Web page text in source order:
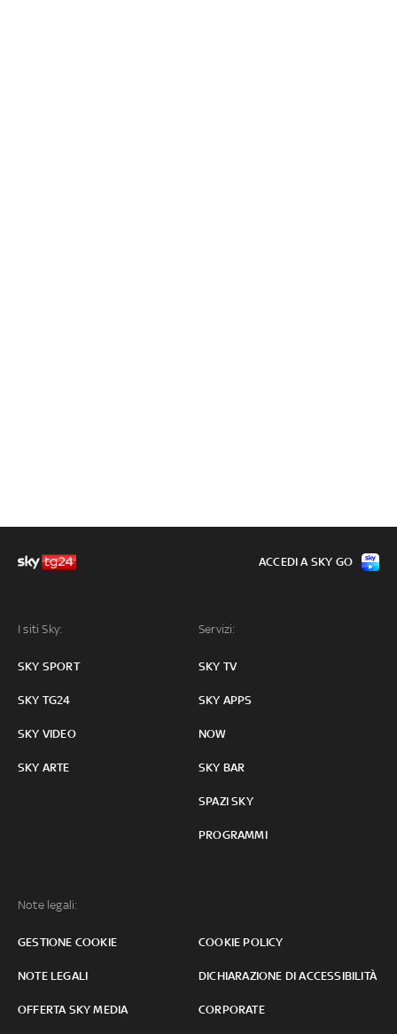
I siti Sky:
SKY SPORT
SKY TG24
SKY VIDEO
SKY ARTE
Servizi:
SKY TV
SKY APPS
NOW
SKY BAR
SPAZI SKY
PROGRAMMI
Note legali:
GESTIONE COOKIE COOKIE POLICY
NOTE LEGALI DICHIARAZIONE DI ACCESSIBILITÀ
OFFERTA SKY MEDIA CORPORATE
ACCEDI A SKY GO